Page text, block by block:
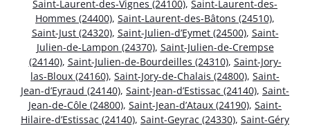
Saint-Laurent-des-Vignes (24100), Saint-Laurent-des-
Hommes (24400), Saint-Laurent-des-Bâtons (24510),
Saint-Just (24320), Saint-Julien-d’Eymet (24500), Saint-
Julien-de-Lampon (24370), Saint-Julien-de-Crempse
(24140), Saint-Julien-de-Bourdeilles (24310), Saint-Jory-
las-Bloux (24160), Saint-Jory-de-Chalais (24800), Saint-
Jean-d’Eyraud (24140), Saint-Jean-d’Estissac (24140), Saint-
Jean-de-Côle (24800), Saint-Jean-d’Ataux (24190), Saint-
Hilaire-d’Estissac (24140), Saint-Geyrac (24330), Saint-Géry